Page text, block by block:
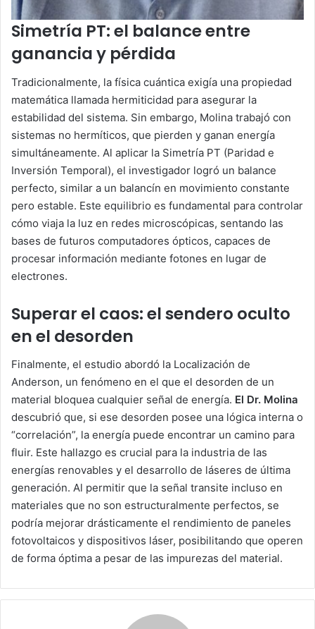
Simetría PT: el balance entre
ganancia y pérdida
Tradicionalmente, la física cuántica exigía una propiedad
matemática llamada hermiticidad para asegurar la
estabilidad del sistema. Sin embargo, Molina trabajó con
sistemas no hermíticos, que pierden y ganan energía
simultáneamente. Al aplicar la Simetría PT (Paridad e
Inversión Temporal), el investigador logró un balance
perfecto, similar a un balancín en movimiento constante
pero estable. Este equilibrio es fundamental para controlar
cómo viaja la luz en redes microscópicas, sentando las
bases de futuros computadores ópticos, capaces de
procesar información mediante fotones en lugar de
electrones.
Superar el caos: el sendero oculto
en el desorden
Finalmente, el estudio abordó la Localización de
Anderson, un fenómeno en el que el desorden de un
material bloquea cualquier señal de energía. El Dr. Molina
descubrió que, si ese desorden posee una lógica interna o
“correlación”, la energía puede encontrar un camino para
fluir. Este hallazgo es crucial para la industria de las
energías renovables y el desarrollo de láseres de última
generación. Al permitir que la señal transite incluso en
materiales que no son estructuralmente perfectos, se
podría mejorar drásticamente el rendimiento de paneles
fotovoltaicos y dispositivos láser, posibilitando que operen
de forma óptima a pesar de las impurezas del material.